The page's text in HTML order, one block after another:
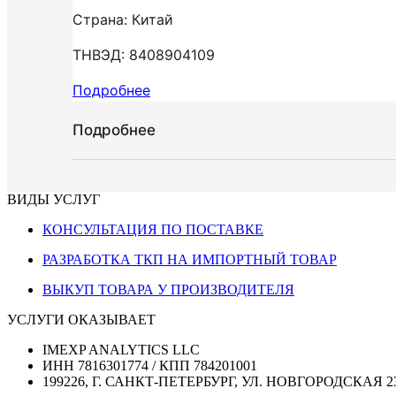
Страна: Китай
ТНВЭД: 8408904109
Подробнее
Подробнее
ВИДЫ УСЛУГ
КОНСУЛЬТАЦИЯ ПО ПОСТАВКЕ
РАЗРАБОТКА ТКП НА ИМПОРТНЫЙ ТОВАР
ВЫКУП ТОВАРА У ПРОИЗВОДИТЕЛЯ
УСЛУГИ ОКАЗЫВАЕТ
IMEXP ANALYTICS LLC
ИНН 7816301774 / КПП 784201001
199226, Г. САНКТ-ПЕТЕРБУРГ, УЛ. НОВГОРОДСКАЯ